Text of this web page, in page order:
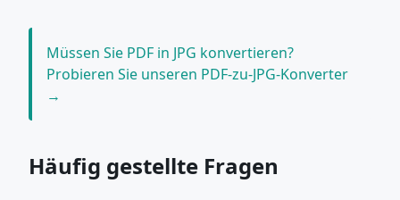
Müssen Sie PDF in JPG konvertieren?
Probieren Sie unseren PDF-zu-JPG-Konverter
→
Häufig gestellte Fragen